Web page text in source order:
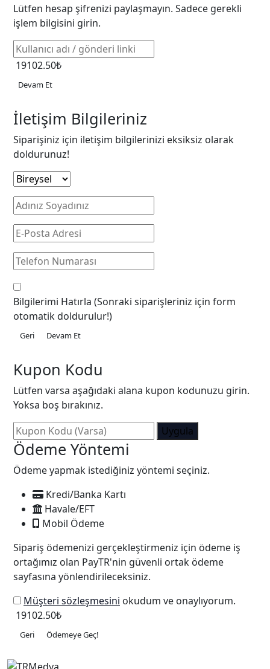
Lütfen hesap şifrenizi paylaşmayın. Sadece gerekli
işlem bilgisini girin.
19102.50₺
Devam Et
İletişim Bilgileriniz
Siparişiniz için iletişim bilgilerinizi eksiksiz olarak
doldurunuz!
Bilgilerimi Hatırla (Sonraki siparişleriniz için form
otomatik doldurulur!)
Geri Devam Et
Kupon Kodu
Lütfen varsa aşağıdaki alana kupon kodunuzu girin.
Yoksa boş bırakınız.
Uygula
Ödeme Yöntemi
Ödeme yapmak istediğiniz yöntemi seçiniz.
Kredi/Banka Kartı
Havale/EFT
Mobil Ödeme
Sipariş ödemenizi gerçekleştirmeniz için ödeme iş
ortağımız olan PayTR'nin güvenli ortak ödeme
sayfasına yönlendirileceksiniz.
Müşteri sözleşmesini okudum ve onaylıyorum.
19102.50₺
Geri Ödemeye Geç!